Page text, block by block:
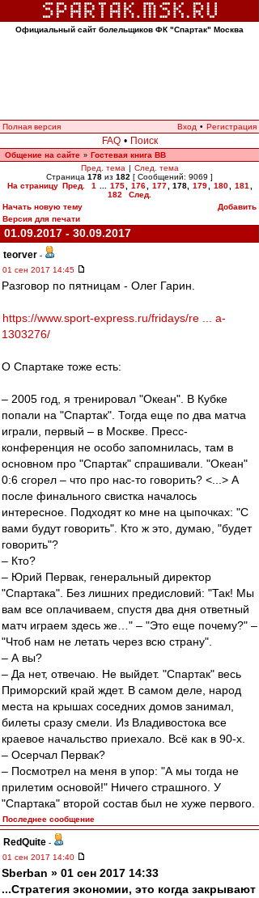
Официальный сайт болельщиков ФК "Спартак" Москва
Полная версия Вход • Регистрация
FAQ • Поиск
Общение на сайте » Гостевая книга ВВ
Пред. тема | След. тема
Страница 178 из 182 [ Сообщений: 9069 ]
На страницу Пред. 1 175 176 177 178 179 180 181
182
След.
Начать новую тему
Добавить
Версия для печати
01.09.2017 - 30.09.2017
teorver -
01 сен 2017 14:45
Разговор по пятницам - Олег Гарин.
https://www.sport-express.ru/fridays/re ... a-
1303276/
О Спартаке тоже есть:
– 2005 год, я тренировал "Океан". В Кубке
попали на "Спартак". Тогда еще по два матча
играли, первый – в Москве. Пресс-
конференция не особо запомнилась, там в
основном про "Спартак" спрашивали. "Океан"
0:6 сгорел – что про нас-то говорить? <...> А
после финального свистка началось
интересное. Подходят ко мне на цыпочках: "С
вами будут говорить". Кто ж это, думаю, "будет
говорить"?
– Кто?
– Юрий Первак, генеральный директор
"Спартака". Без лишних предисловий: "Так! Мы
вам все оплачиваем, спустя два дня ответный
матч играем здесь же…" – "Это еще почему?" –
"Чтоб нам не летать через всю страну".
– А вы?
– Да нет, отвечаю. Не выйдет. "Спартак" весь
Приморский край ждет. В самом деле, народ
места на крышах соседних домов занимал,
билеты сразу смели. Из Владивостока все
краевое начальство приехало. Всё как в 90-х.
– Осерчал Первак?
– Посмотрел на меня в упор: "А мы тогда не
прилетим основой!" Ничего страшного. У
"Спартака" второй состав был не хуже первого.
Последнее сообщение
RedQuite -
01 сен 2017 14:40
Sberban » 01 сен 2017 14:33
...Стратегия экономии, это когда закрывают